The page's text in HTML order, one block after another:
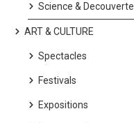
Science & Decouverte
ART & CULTURE
Spectacles
Festivals
Expositions